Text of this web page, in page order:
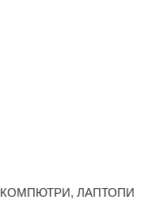
КОМПЮТРИ, ЛАПТОПИ